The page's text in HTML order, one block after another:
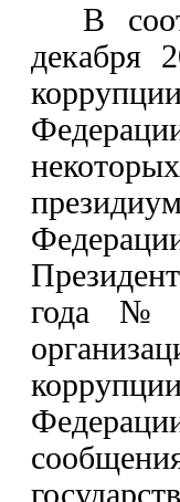
В
декабря
года №